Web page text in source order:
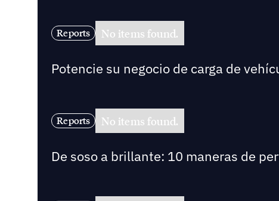
Reports No items found.
Potencie su negocio de carga de
Reports No items found.
De soso a brillante: 10 maneras de